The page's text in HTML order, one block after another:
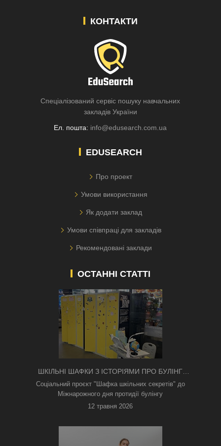
КОНТАКТИ
Спеціалізований сервіс пошуку навчальних
закладів України
Ел. пошта: info@edusearch.com.ua
EDUSEARCH
Про проект
Умови використання
Як додати заклад
Умови співпраці для закладів
Рекомендовані заклади
ОСТАННІ СТАТТІ
ШКІЛЬНІ ШАФКИ З ІСТОРІЯМИ ПРО БУЛІНГ
З'ЯВИЛИСЯ В КИЄВІ
Соціальний проєкт "Шафка шкільних секретів" до
Міжнарожного дня протидії булінгу
12 травня 2026